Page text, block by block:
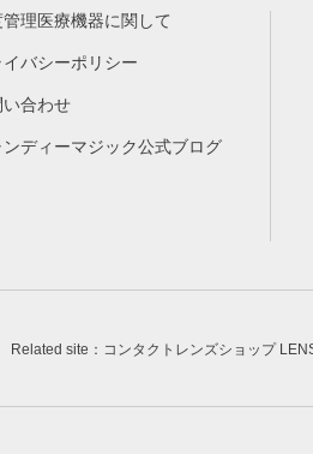
理医療機器に関して
イバシーポリシー
い合わせ
ンディーマジック公式ブログ
Related site：コンタクトレンズショップ